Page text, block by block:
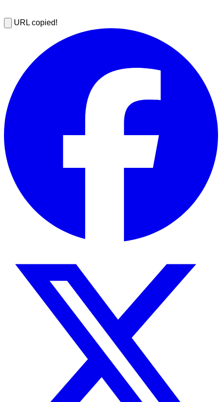
URL copied!